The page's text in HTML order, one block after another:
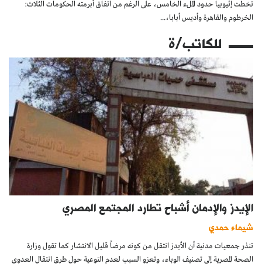
تخطت إثيوبيا حدود الملء الخامس، على الرغم من اتفاق أبرمته الحكومات الثلاث:
الخرطوم والقاهرة وأديس أبابا،...
للكاتب/ة
الإيدز والإدمان أشباح تطارد المجتمع المصري
شيماء حمدي
تنذر جمعيات مدنية أن الأيدز انتقل من كونه مرضاً قليل الانتشار كما تقول وزارة
الصحة المصرية إلى تصنيف الوباء، وتعزو السبب لعدم التوعية حول طرق انتقال العدوى